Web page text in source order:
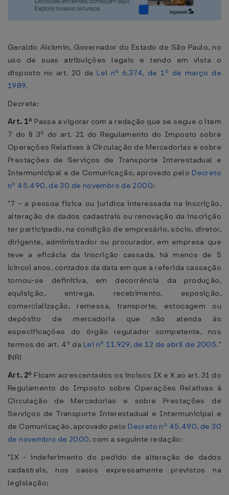
Geraldo Alckmin, Governador do Estado de São Paulo, no
uso de suas atribuições legais e tendo em vista o
disposto no art. 20 da Lei nº 6.374, de 1º de março de
1989,
Decreta:
Art. 1º Passa a vigorar com a redação que se segue o item
7 do § 3º do art. 21 do Regulamento do Imposto sobre
Operações Relativas à Circulação de Mercadorias e sobre
Prestações de Serviços de Transporte Interestadual e
Intermunicipal e de Comunicação, aprovado pelo Decreto
nº 45.490, de 30 de novembro de 2000:
"7 - a pessoa física ou jurídica interessada na inscrição,
alteração de dados cadastrais ou renovação da inscrição
ter participado, na condição de empresário, sócio, diretor,
dirigente, administrador ou procurador, em empresa que
teve a eficácia da inscrição cassada, há menos de 5
(cinco) anos, contados da data em que a referida cassação
tornou-se definitiva, em decorrência da produção,
aquisição, entrega, recebimento, exposição,
comercialização, remessa, transporte, estocagem ou
depósito de mercadoria que não atenda às
especificações do órgão regulador competente, nos
termos do art. 4º da Lei nº 11.929, de 12 de abril de 2005."
(NR)
Art. 2º Ficam acrescentados os incisos IX e X ao art. 31 do
Regulamento do Imposto sobre Operações Relativas à
Circulação de Mercadorias e sobre Prestações de
Serviços de Transporte Interestadual e Intermunicipal e
de Comunicação, aprovado pelo Decreto nº 45.490, de 30
de novembro de 2000, com a seguinte redação:
"IX - indeferimento do pedido de alteração de dados
cadastrais, nos casos expressamente previstos na
legislação;